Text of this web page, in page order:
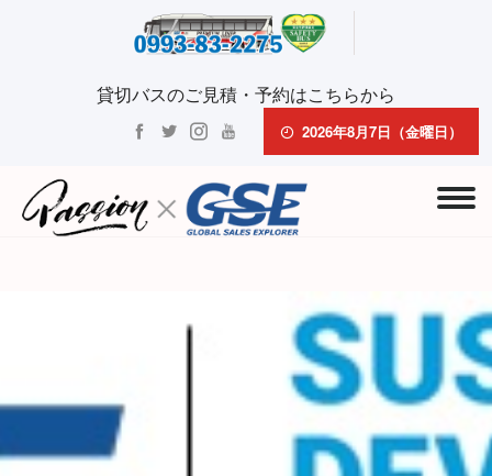
貸切バスのご見積・予約はこちらから
2026年8月7日（金曜日）